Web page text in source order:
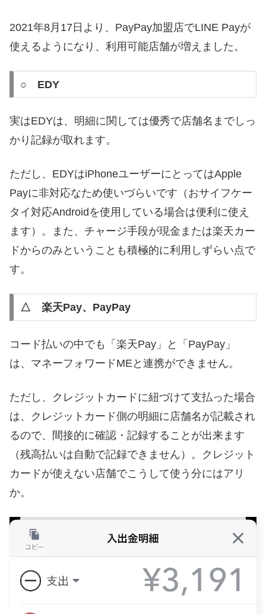
2021年8月17日より、PayPay加盟店でLINE Payが
使えるようになり、利用可能店舗が増えました。
○ EDY
実はEDYは、明細に関しては優秀で店舗名までしっ
かり記録が取れます。
ただし、EDYはiPhoneユーザーにとってはApple
Payに非対応なため使いづらいです（おサイフケー
タイ対応Androidを使用している場合は便利に使え
ます）。また、チャージ手段が現金または楽天カー
ドからのみということも積極的に利用しずらい点で
す。
△ 楽天Pay、PayPay
コード払いの中でも「楽天Pay」と「PayPay」
は、マネーフォワードMEと連携ができません。
ただし、クレジットカードに紐づけて支払った場合
は、クレジットカード側の明細に店舗名が記載され
るので、間接的に確認・記録することが出来ます
（残高払いは自動で記録できません）。クレジット
カードが使えない店舗でこうして使う分にはアリ
か。